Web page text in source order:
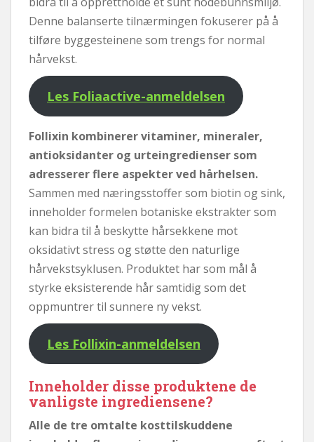
Denne balanserte tilnærmingen fokuserer på å
tilføre byggesteinene som trengs for normal
hårvekst.
Les Foliaactive-anmeldelsen
Follixin kombinerer vitaminer, mineraler,
antioksidanter og urteingredienser som
adresserer flere aspekter ved hårhelsen.
Sammen med næringsstoffer som biotin og sink,
inneholder formelen botaniske ekstrakter som
kan bidra til å beskytte hårsekkene mot
oksidativt stress og støtte den naturlige
hårvekstsyklusen. Produktet har som mål å
styrke eksisterende hår samtidig som det
oppmuntrer til sunnere ny vekst.
Les Follixin-anmeldelsen
Inneholder disse produktene de
vanligste ingrediensene?
Alle de tre omtalte kosttilskuddene